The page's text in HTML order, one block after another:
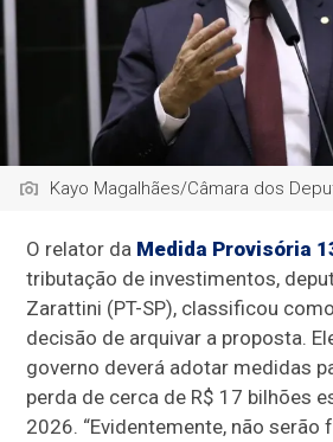
Kayo Magalhães/Câmara dos
O relator da Medida Provisória
tributação de investimentos,
Zarattini (PT-SP), classificou
decisão de arquivar a proposta.
governo deverá adotar medidas
perda de cerca de R$ 17 bilhões
2026. “Evidentemente, não serão